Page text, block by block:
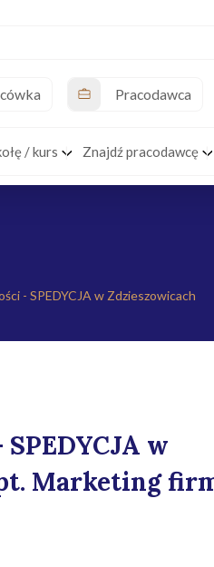
Pracodawca
/ kurs Znajdź pracodawcę
- SPEDYCJA w Zdzieszowicach
w
Marketing